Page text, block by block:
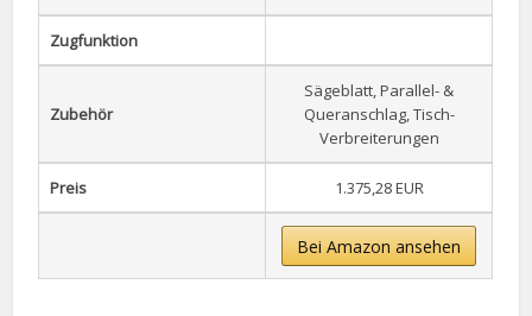
Zugfunktion
Zubehör
Sägeblatt, Parallel- &
Queranschlag, Tisch-
Verbreiterungen
Preis 1.375,28 EUR
Bei Amazon ansehen